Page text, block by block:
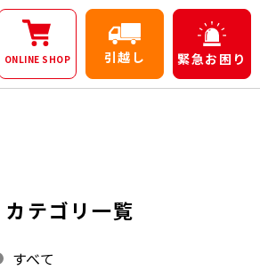
ONLINE SHOP 引越し 緊急お困り
カテゴリ一覧
すべて